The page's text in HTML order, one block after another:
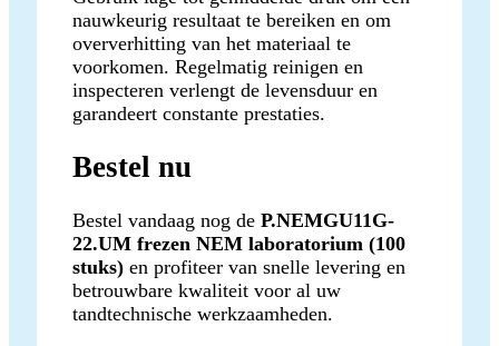
nauwkeurig resultaat te bereiken en om
oververhitting van het materiaal te
voorkomen. Regelmatig reinigen en
inspecteren verlengt de levensduur en
garandeert constante prestaties.
Bestel nu
Bestel vandaag nog de P.NEMGU11G-
22.UM frezen NEM laboratorium (100
stuks) en profiteer van snelle levering en
betrouwbare kwaliteit voor al uw
tandtechnische werkzaamheden.